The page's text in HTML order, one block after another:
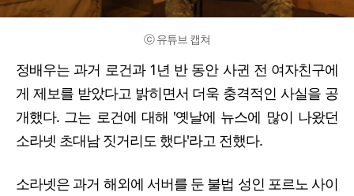
ⓒ 유튜브 캡쳐
정배우는 과거 로건과 1년 반 동안 사귄 전 여자친구에
게 제보를 받았다고 밝히면서 더욱 충격적인 사실을 공
개했다. 그는 로건에 대해 '옛날에 뉴스에 많이 나왔던
소라넷 초대남 짓거리도 했다'라고 전했다.
소라넷은 과거 해외에 서버를 둔 불법 성인 포르노 사이